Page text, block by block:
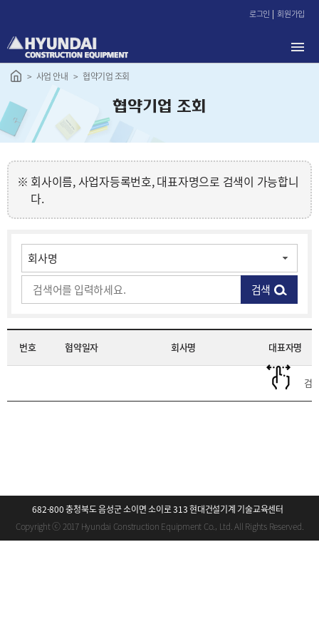
로
가
로그인 회원가입
사업 안내 협약기업 조회
협약기업 조회
회사이름, 사업자등록번호, 대표자명으로 검색이 가능합니
다.
검색
번호 협약일자 회사명 대표자명
검
682-800 충청북도 음성군 소이면 소이로 313 현대건설기계 기술교육센터
Copyright ⓒ 2017 Hyundai Construction Equipment Co., Ltd. All Rights Reserved.